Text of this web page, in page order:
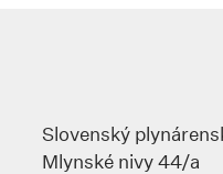
Slovenský
Mlynské nivy 44/a